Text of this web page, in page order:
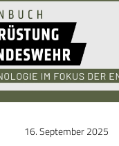
16. September 2025